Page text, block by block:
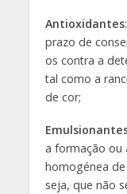
Antioxidantes
prazo de
os contra a
tal como a
de cor;
a formação ou
homogénea
seja, que não